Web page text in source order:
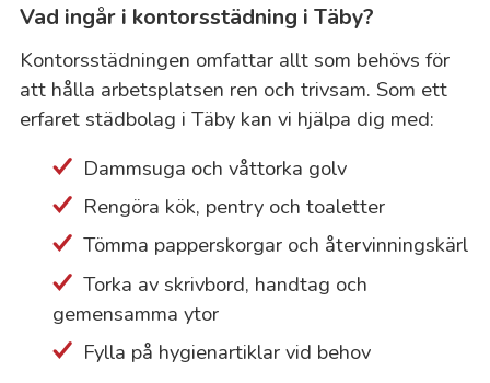
Vad ingår i kontorsstädning i Täby?
Kontorsstädningen omfattar allt som behövs för
att hålla arbetsplatsen ren och trivsam. Som ett
erfaret städbolag i Täby kan vi hjälpa dig med:
Dammsuga och våttorka golv
Rengöra kök, pentry och toaletter
Tömma papperskorgar och återvinningskärl
Torka av skrivbord, handtag och
gemensamma ytor
Fylla på hygienartiklar vid behov